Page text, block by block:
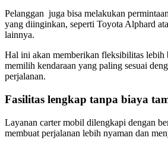
Pelanggan juga bisa melakukan
yang diinginkan, seperti Toyota Alphard
lainnya.
Hal ini akan memberikan fleksibilitas lebih
memilih kendaraan yang paling sesuai
perjalanan.
Fasilitas lengkap tanpa biaya
Layanan carter mobil dilengkapi dengan
membuat perjalanan lebih nyaman dan